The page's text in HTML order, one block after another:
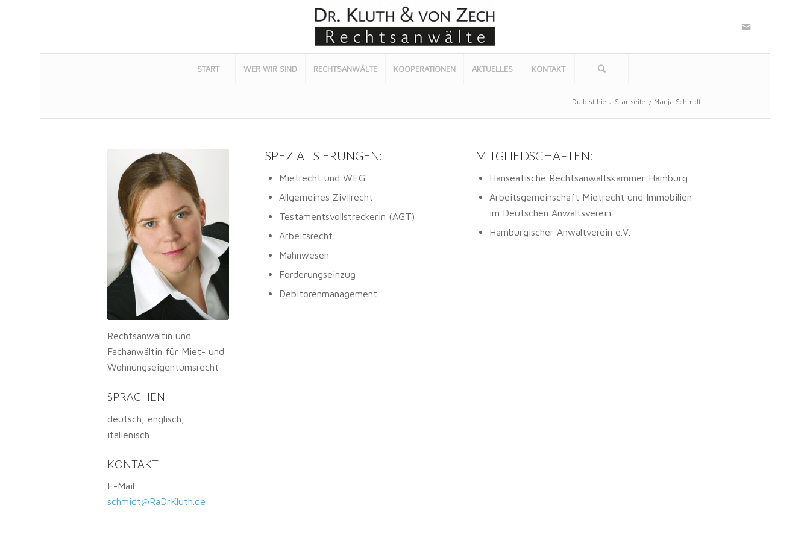
START WER WIR SIND RECHTSANWÄLTE KOOPERATIONEN AKTUELLES KONTAKT
Du bist hier: Startseite / Manja Schmidt
Rechtsanwältin und
Fachanwältin für Miet- und
Wohnungseigentumsrecht
SPRACHEN
deutsch, englisch,
italienisch
KONTAKT
E-Mail
schmidt@RaDrKluth.de
SPEZIALISIERUNGEN:
Mietrecht und WEG
Allgemeines Zivilrecht
Testamentsvollstreckerin (AGT)
Arbeitsrecht
Mahnwesen
Forderungseinzug
Debitorenmanagement
MITGLIEDSCHAFTEN:
Hanseatische Rechtsanwaltskammer Hamburg
Arbeitsgemeinschaft Mietrecht und Immobilien
im Deutschen Anwaltsverein
Hamburgischer Anwaltverein e.V.